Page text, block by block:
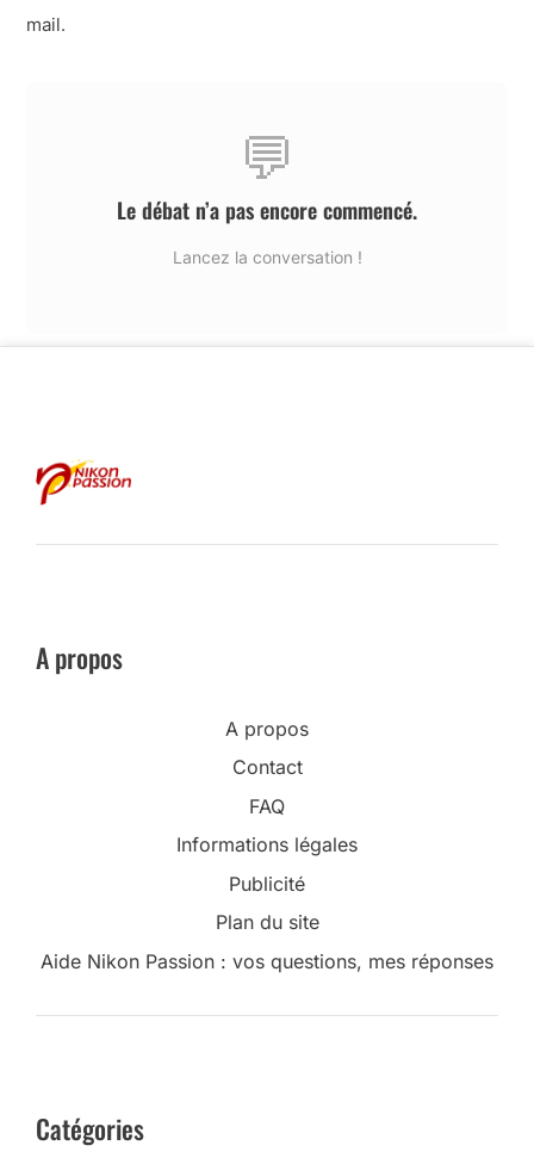
mail.
💬
Le débat n’a pas encore commencé.
Lancez la conversation !
A propos
A propos
Contact
FAQ
Informations légales
Publicité
Plan du site
Aide Nikon Passion : vos questions, mes réponses
Catégories